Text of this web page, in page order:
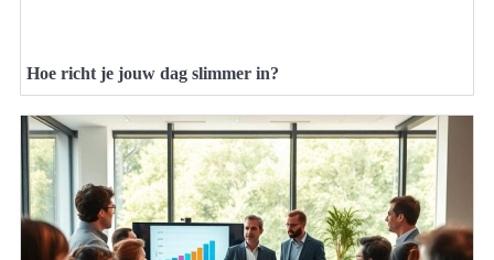
Hoe richt je jouw dag slimmer in?